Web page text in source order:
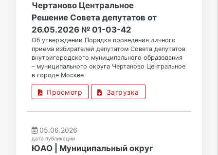
Чертаново Центральное
Решение Совета депутатов от
26.05.2026 № 01-03-42
Об утверждении Порядка проведения личного
приема избирателей депутатом Совета депутатов
внутригородского муниципального образования
– муниципального округа Чертаново Центральное
в городе Москве
Просмотр Загрузка
05.06.2026
дата публикации
ЮАО | Муниципальный округ